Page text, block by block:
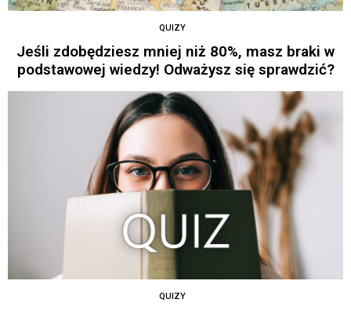
QUIZY
Jeśli zdobędziesz mniej niż 80%, masz braki w
podstawowej wiedzy! Odważysz się sprawdzić?
QUIZY